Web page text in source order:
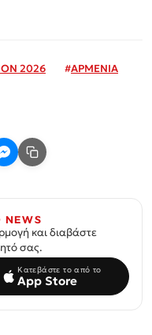
2026 #ΑΡΜΕΝΙΑ
και διαβάστε
σας.
Κατεβάστε το από το
App Store